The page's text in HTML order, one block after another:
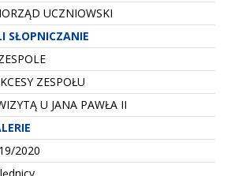
UCZNIOWSKI
SŁOPNICZANIE
ZESPOŁU
U JANA PAWŁA II
2020